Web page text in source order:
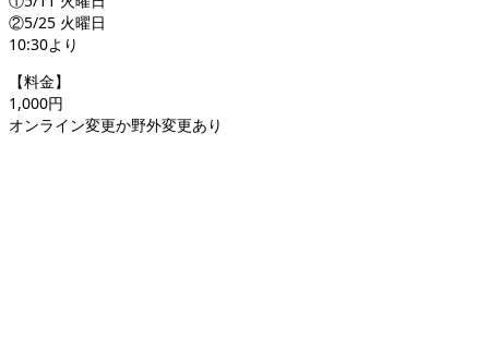
②5/25 火曜日
10:30より
【料金】
1,000円
オンライン変更か野外変更あり